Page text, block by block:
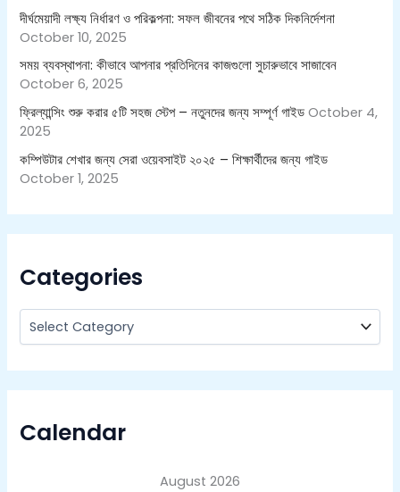
দীর্ঘমেয়াদী লক্ষ্য নির্ধারণ ও পরিকল্পনা: সফল জীবনের পথে সঠিক দিকনির্দেশনা
October 10, 2025
সময় ব্যবস্থাপনা: কীভাবে আপনার প্রতিদিনের কাজগুলো সুচারুভাবে সাজাবেন
October 6, 2025
ফ্রিল্যান্সিং শুরু করার ৫টি সহজ স্টেপ – নতুনদের জন্য সম্পূর্ণ গাইড October 4,
2025
কম্পিউটার শেখার জন্য সেরা ওয়েবসাইট ২০২৫ – শিক্ষার্থীদের জন্য গাইড
October 1, 2025
Categories
Calendar
August 2026